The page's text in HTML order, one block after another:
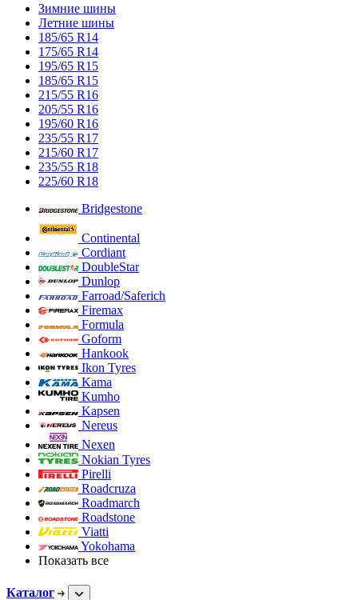
Зимние шины
Летние шины
185/65 R14
175/65 R14
195/65 R15
185/65 R15
215/55 R16
205/55 R16
195/60 R16
235/55 R17
215/60 R17
235/55 R18
225/60 R18
Bridgestone
Continental
Cordiant
DoubleStar
Dunlop
Farroad/Saferich
Firemax
Formula
Goform
Hankook
Ikon Tyres
Kama
Kumho
Kapsen
Nereus
Nexen
Nokian Tyres
Pirelli
Roadcruza
Roadmarch
Roadstone
Viatti
Yokohama
Показать все
Каталог